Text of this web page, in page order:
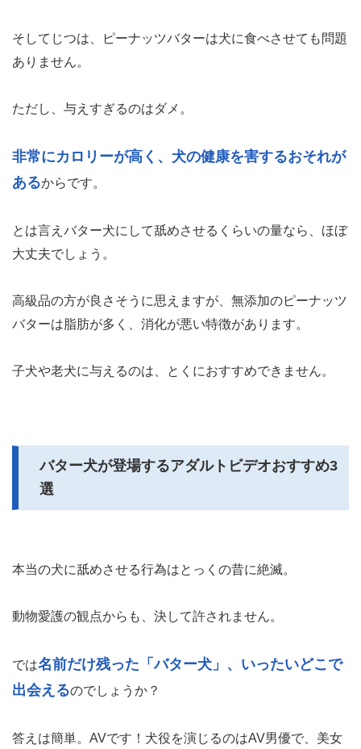
そしてじつは、ピーナッツバターは犬に食べさせても問題
ありません。
ただし、与えすぎるのはダメ。
非常にカロリーが高く、犬の健康を害するおそれが
あるからです。
とは言えバター犬にして舐めさせるくらいの量なら、ほぼ
大丈夫でしょう。
高級品の方が良さそうに思えますが、無添加のピーナッツ
バターは脂肪が多く、消化が悪い特徴があります。
子犬や老犬に与えるのは、とくにおすすめできません。
バター犬が登場するアダルトビデオおすすめ3
選
本当の犬に舐めさせる行為はとっくの昔に絶滅。
動物愛護の観点からも、決して許されません。
では名前だけ残った「バター犬」、いったいどこで
出会えるのでしょうか？
答えは簡単。AVです！犬役を演じるのはAV男優で、美女